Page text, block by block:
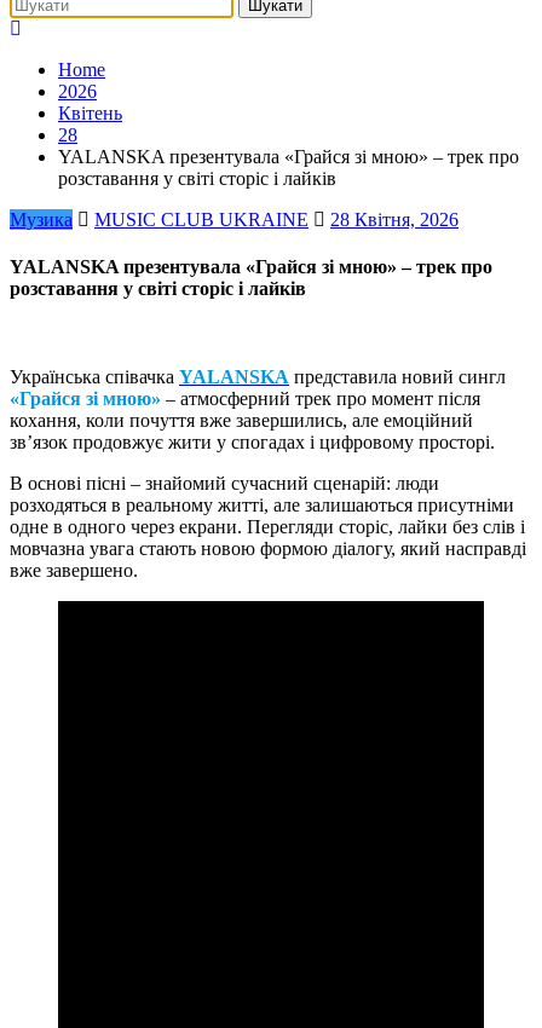
Home
2026
Квітень
28
YALANSKA презентувала «Грайся зі мною» – трек про
розставання у світі сторіс і лайків
Музика
MUSIC CLUB UKRAINE 28 Квітня, 2026
YALANSKA презентувала «Грайся зі мною» – трек про
розставання у світі сторіс і лайків
Українська співачка YALANSKA представила новий сингл
«Грайся зі мною» – атмосферний трек про момент після
кохання, коли почуття вже завершились, але емоційний
зв’язок продовжує жити у спогадах і цифровому просторі.
В основі пісні – знайомий сучасний сценарій: люди
розходяться в реальному житті, але залишаються присутніми
одне в одного через екрани. Перегляди сторіс, лайки без слів і
мовчазна увага стають новою формою діалогу, який насправді
вже завершено.